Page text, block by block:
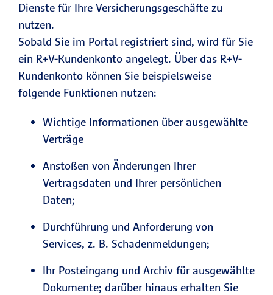
Dienste für Ihre Versicherungsgeschäfte zu
nutzen.
Sobald Sie im Portal registriert sind, wird für Sie
ein R+V-Kundenkonto angelegt. Über das R+V-
Kundenkonto können Sie beispielsweise
folgende Funktionen nutzen:
Wichtige Informationen über ausgewählte
Verträge
Anstoßen von Änderungen Ihrer
Vertragsdaten und Ihrer persönlichen
Daten;
Durchführung und Anforderung von
Services, z. B. Schadenmeldungen;
Ihr Posteingang und Archiv für ausgewählte
Dokumente; darüber hinaus erhalten Sie